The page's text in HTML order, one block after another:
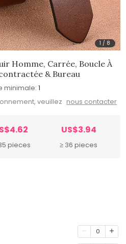
1 / 8
Homme, Carrée, Boucle À
& Bureau
minimale: 1
veuillez nous contacter
pieces
US$3.94
≥ 36 pieces
0